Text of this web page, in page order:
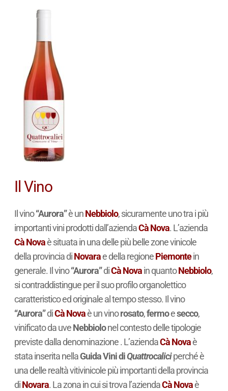
Il Vino
Il vino“Aurora”è unNebbiolo, sicuramente uno tra i più
importanti vini prodotti dall’aziendaCà Nova. L’azienda
Cà Novaè situata in una delle più belle zone vinicole
della provincia diNovarae della regionePiemontein
generale. Il vino“Aurora”diCà Novain quantoNebbiolo,
si contraddistingue per il suo profilo organolettico
caratteristico ed originale al tempo stesso. Il vino
“Aurora”diCà Novaè un vinorosato,fermoesecco,
vinificato da uveNebbiolonel contesto delle tipologie
previste dalla denominazione . L’aziendaCà Novaè
stata inserita nellaGuida Vini diQuattrocaliciperché è
una delle realtà vitivinicole più importanti della provincia
diNovara. La zona in cui si trova l’aziendaCà Novaè